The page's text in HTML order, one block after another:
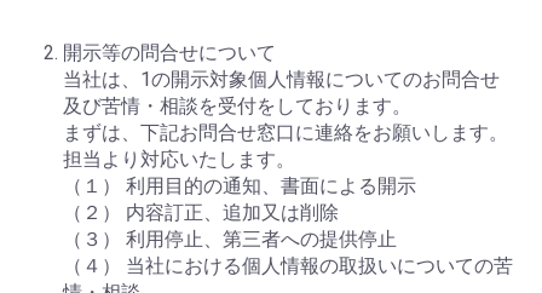
開示等の問合せについて
当社は、1の開示対象個人情報についてのお問合せ
及び苦情・相談を受付をしております。
まずは、下記お問合せ窓口に連絡をお願いします。
担当より対応いたします。
（１） 利用目的の通知、書面による開示
（２） 内容訂正、追加又は削除
（３） 利用停止、第三者への提供停止
（４） 当社における個人情報の取扱いについての苦